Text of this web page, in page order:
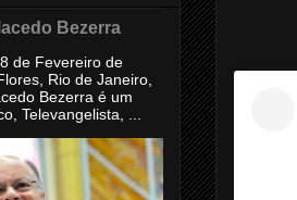
Bezerra
de Fevereiro de
Rio de Janeiro,
Bezerra é um
Televangelista, ...